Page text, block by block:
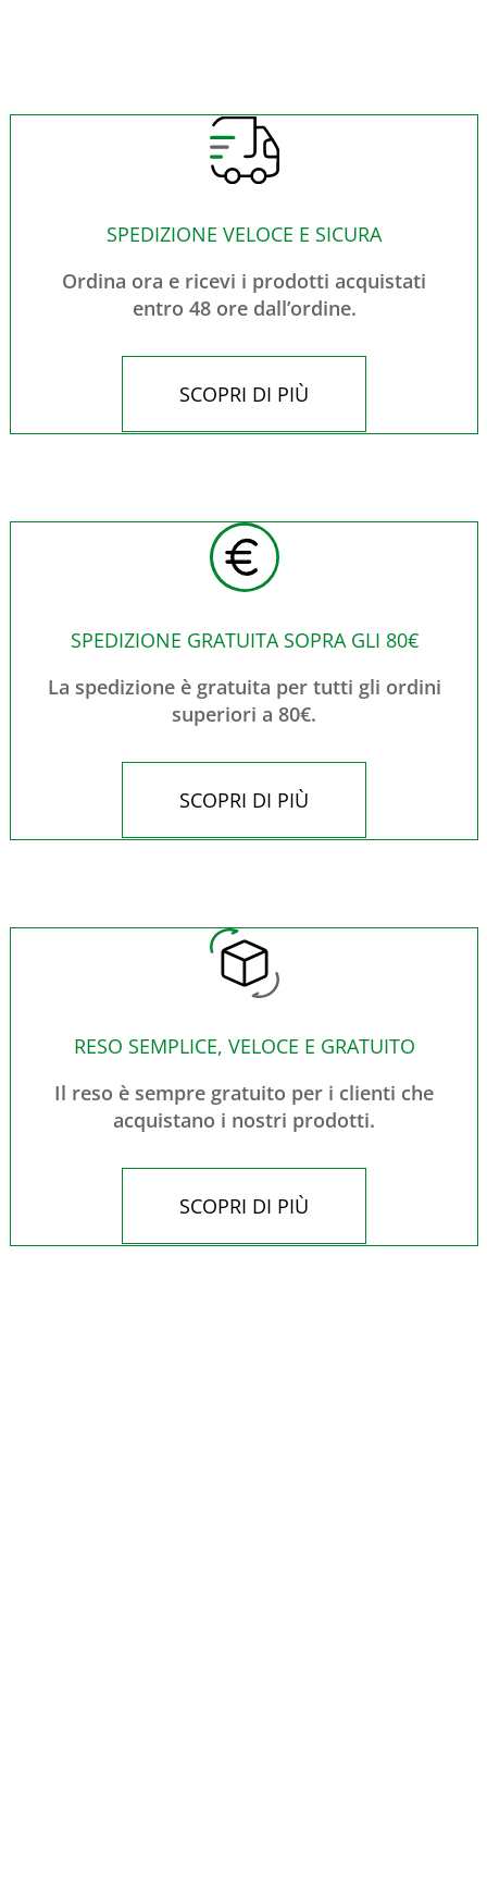
SPEDIZIONE VELOCE E SICURA
Ordina ora e ricevi i prodotti acquistati
entro 48 ore dall’ordine.
SCOPRI DI PIÙ
SPEDIZIONE GRATUITA SOPRA GLI 80€
La spedizione è gratuita per tutti gli ordini
superiori a 80€.
SCOPRI DI PIÙ
RESO SEMPLICE, VELOCE E GRATUITO
Il reso è sempre gratuito per i clienti che
acquistano i nostri prodotti.
SCOPRI DI PIÙ